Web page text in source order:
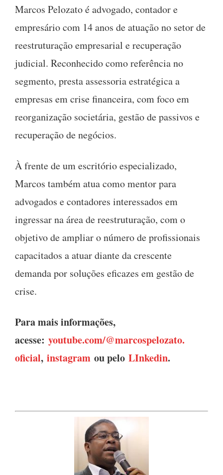
Marcos Pelozato é advogado, contador e
empresário com 14 anos de atuação no setor de
reestruturação empresarial e recuperação
judicial. Reconhecido como referência no
segmento, presta assessoria estratégica a
empresas em crise financeira, com foco em
reorganização societária, gestão de passivos e
recuperação de negócios.
À frente de um escritório especializado,
Marcos também atua como mentor para
advogados e contadores interessados em
ingressar na área de reestruturação, com o
objetivo de ampliar o número de profissionais
capacitados a atuar diante da crescente
demanda por soluções eficazes em gestão de
crise.
Para mais informações,
acesse: youtube.com/@marcospelozato.
oficial, instagram ou pelo LInkedin.